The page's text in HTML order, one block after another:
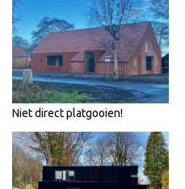
Niet direct platgooien!